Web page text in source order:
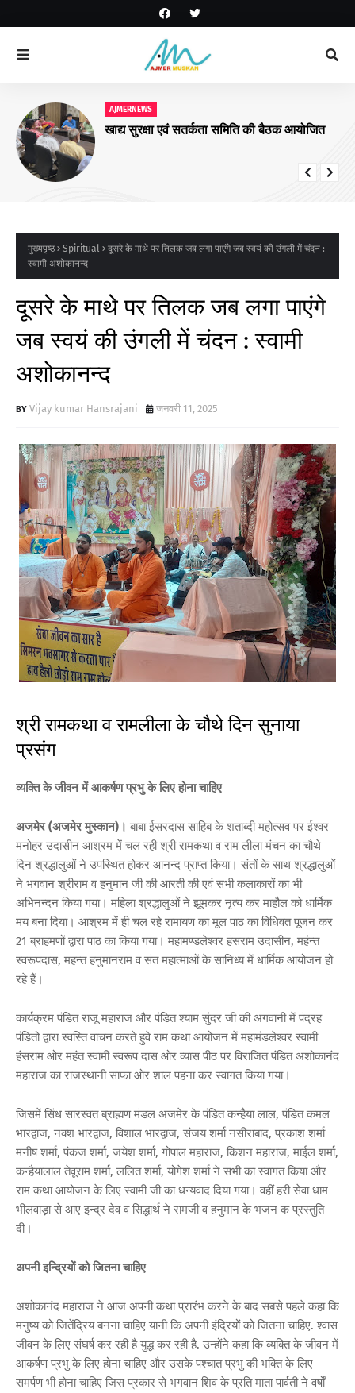
AJMERNEWS
खाद्य सुरक्षा एवं सतर्कता समिति की बैठक आयोजित
मुख्यपृष्ठ Spiritual
दूसरे के माथे पर तिलक जब लगा पाएंगे जब स्वयं की उंगली में चंदन :
स्वामी अशोकानन्द
दूसरे के माथे पर तिलक जब लगा पाएंगे
जब स्वयं की उंगली में चंदन : स्वामी
अशोकानन्द
Vijay kumar Hansrajani जनवरी 11, 2025
श्री रामकथा व रामलीला के चौथे दिन सुनाया
प्रसंग
व्यक्ति के जीवन में आकर्षण प्रभु के लिए होना चाहिए
अजमेर (अजमेर मुस्कान)। बाबा ईसरदास साहिब के शताब्दी महोत्सव पर ईश्वर
मनोहर उदासीन आश्रम में चल रही श्री रामकथा व राम लीला मंचन का चौथे
दिन श्रद्धालुओं ने उपस्थित होकर आनन्द प्राप्त किया। संतों के साथ श्रद्धालुओं
ने भगवान श्रीराम व हनुमान जी की आरती की एवं सभी कलाकारों का भी
अभिनन्दन किया गया। महिला श्रद्धालुओं ने झूमकर नृत्य कर माहौल को धार्मिक
मय बना दिया। आश्रम में ही चल रहे रामायण का मूल पाठ का विधिवत पूजन कर
21 ब्राहमणों द्वारा पाठ का किया गया। महामण्डलेश्वर हंसराम उदासीन, महंन्त
स्वरूपदास, महन्त हनुमानराम व संत महात्माओं के सानिध्य में धार्मिक आयोजन हो
रहे हैं।
कार्यक्रम पंडित राजू महाराज और पंडित श्याम सुंदर जी की अगवानी में पंद्रह
पंडितो द्वारा स्वस्ति वाचन करते हुवे राम कथा आयोजन में महामंडलेश्वर स्वामी
हंसराम ओर महंत स्वामी स्वरूप दास ओर व्यास पीठ पर विराजित पंडित अशोकानंद
महाराज का राजस्थानी साफा ओर शाल पहना कर स्वागत किया गया।
जिसमें सिंध सारस्वत ब्राह्मण मंडल अजमेर के पंडित कन्हैया लाल, पंडित कमल
भारद्वाज, नक्श भारद्वाज, विशाल भारद्वाज, संजय शर्मा नसीराबाद, प्रकाश शर्मा
मनीष शर्मा, पंकज शर्मा, जयेश शर्मा, गोपाल महाराज, किशन महाराज, माईल शर्मा,
कन्हैयालाल तेवूराम शर्मा, ललित शर्मा, योगेश शर्मा ने सभी का स्वागत किया और
राम कथा आयोजन के लिए स्वामी जी का धन्यवाद दिया गया। वहीं हरी सेवा धाम
भीलवाड़ा से आए इन्द्र देव व सिद्धार्थ ने रामजी व हनुमान के भजन क प्रस्तुति
दी।
अपनी इन्द्रियों को जितना चाहिए
अशोकानंद महाराज ने आज अपनी कथा प्रारंभ करने के बाद सबसे पहले कहा कि
मनुष्य को जितेंद्रिय बनना चाहिए यानी कि अपनी इंद्रियों को जितना चाहिए. श्वास
जीवन के लिए संघर्ष कर रही है युद्ध कर रही है. उन्होंने कहा कि व्यक्ति के जीवन में
आकर्षण प्रभु के लिए होना चाहिए और उसके पश्चात प्रभु की भक्ति के लिए
समर्पण भी होना चाहिए जिस प्रकार से भगवान शिव के प्रति माता पार्वती ने वर्षों